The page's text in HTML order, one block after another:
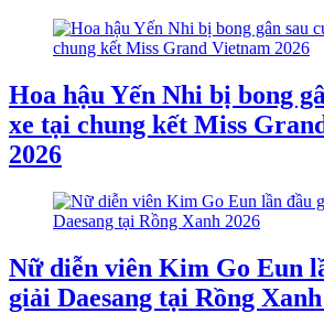
Hoa hậu Yến Nhi bị bong
xe tại chung kết Miss
2026
Nữ diễn viên Kim Go Eun
giải Daesang tại Rồng